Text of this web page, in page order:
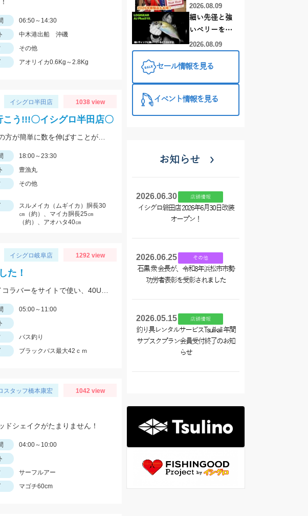
06:50～14:30
中木港出船 沖磯
その他
アオリイカ0.6Kg～2.8Kg
イシグロ半田店 1038 view
こう!!!〇イシグロ半田店〇
18:00～23:30
豊漁丸
その他
スルメイカ（ムギイカ）胴長30
㎝（約）、マイカ胴長25㎝
（約）、アオハタ40㎝
イシグロ岐阜店 1292 view
た！
05:00～11:00
バス釣り
ブラックバス最大42ｃｍ
スタッフ橋本康宏 1042 view
シェイクがたまりません！
04:00～10:00
サーフルアー
マゴチ60cm
記念セール開
催中！新製品
ルアーロッド
もお買い
得！！！
2026.08.09
細い先径と強
いベリーをど
う活かすか |
プラス510の
2026.08.09
セール情報を見る
イベント情報を見る
お知らせ
2026.06.30 店舗情報
イシグロ磐田店 2026年6月30日改装
オープン！
2026.06.25 その他
石黒 衆 会長が、令和8年浜松市市勢
功労者表彰を受彰されました
2026.05.15 店舗情報
釣り具レンタルサービスTsulikali 年間
サブスクプラン会員受付終了のお知
らせ